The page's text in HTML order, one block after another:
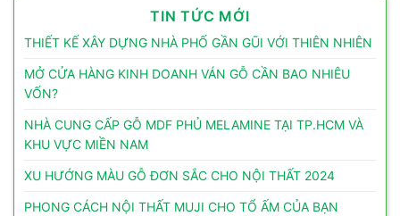
TIN TỨC MỚI
THIẾT KẾ XÂY DỰNG NHÀ PHỐ GẦN GŨI VỚI THIÊN NHIÊN
MỞ CỬA HÀNG KINH DOANH VÁN GỖ CẦN BAO NHIÊU
VỐN?
NHÀ CUNG CẤP GỖ MDF PHỦ MELAMINE TẠI TP.HCM VÀ
KHU VỰC MIỀN NAM
XU HƯỚNG MÀU GỖ ĐƠN SẮC CHO NỘI THẤT 2024
PHONG CÁCH NỘI THẤT MUJI CHO TỔ ẤM CỦA BẠN